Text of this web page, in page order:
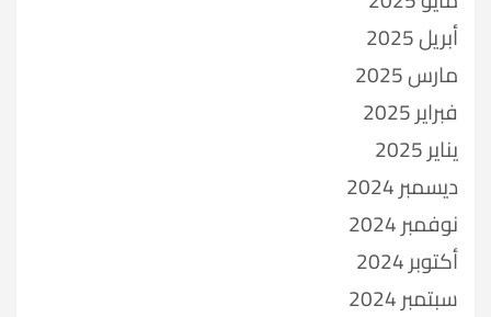
أبريل 2025
مارس 2025
فبراير 2025
يناير 2025
ديسمبر 2024
نوفمبر 2024
أكتوبر 2024
سبتمبر 2024